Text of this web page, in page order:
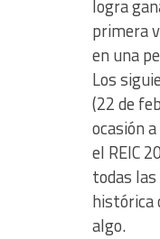
logra
primera
en una
Los
(22 de
ocasión
el REIC
todas las
histórica
algo.